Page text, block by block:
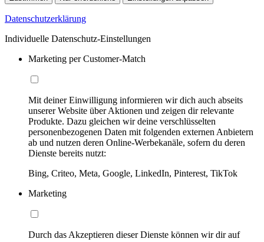
Datenschutzerklärung
Individuelle Datenschutz-Einstellungen
Marketing per Customer-Match
Mit deiner Einwilligung informieren wir dich auch abseits
unserer Website über Aktionen und zeigen dir relevante
Produkte. Dazu gleichen wir deine verschlüsselten
personenbezogenen Daten mit folgenden externen Anbietern
ab und nutzen deren Online-Werbekanäle, sofern du deren
Dienste bereits nutzt:
Bing, Criteo, Meta, Google, LinkedIn, Pinterest, TikTok
Marketing
Durch das Akzeptieren dieser Dienste können wir dir auf